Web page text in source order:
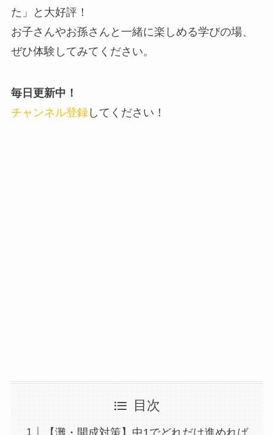
た」と大好評！
お子さんやお孫さんと一緒に楽しめる学びの場、
ぜひ体験してみてください。
毎日更新中！
チャンネル登録してください！
目次
【灘・開成対策】中1でどれだけ進めれば